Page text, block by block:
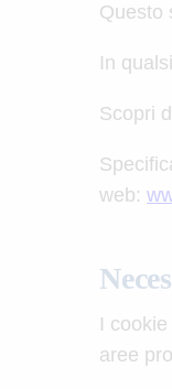
Questo
In
Scopri
web:
I
aree